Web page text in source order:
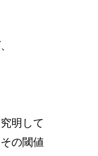
明して
の閾値